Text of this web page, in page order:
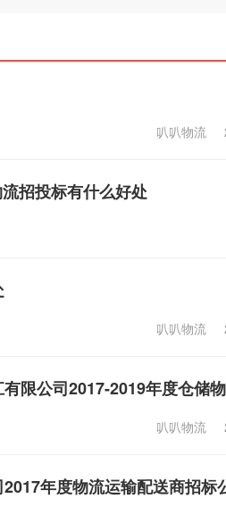
叭叭物流
招投标有什么好处
叭叭物流
限公司2017-2019年度仓储
叭叭物流
年度物流运输配送商招标